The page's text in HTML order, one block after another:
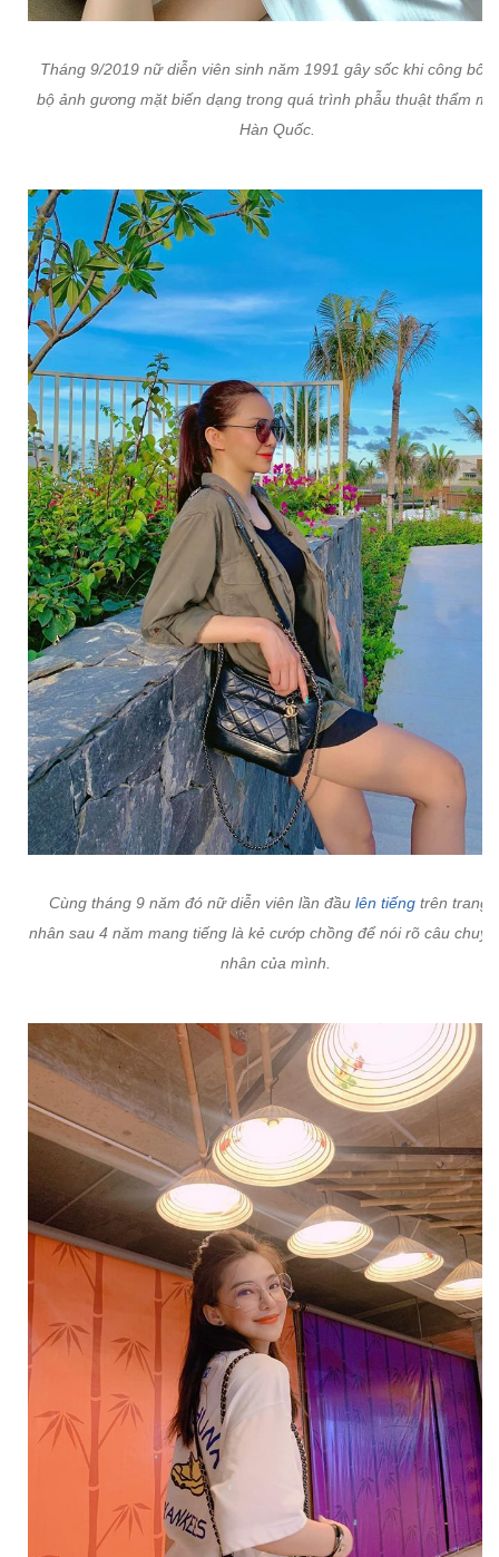
Tháng 9/2019 nữ diễn viên sinh năm 1991 gây sốc khi công bố
bộ ảnh gương mặt biến dạng trong quá trình phẫu thuật thẩm
Hàn Quốc.
Cùng tháng 9 năm đó nữ diễn viên lần đầu lên tiếng trên trang
nhân sau 4 năm mang tiếng là kẻ cướp chồng để nói rõ câu
nhân của mình.